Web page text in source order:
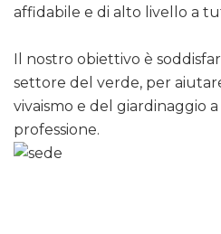
affidabile e di alto livello a
Il nostro obiettivo è
settore del verde, per
vivaismo e del giardinaggio
professione.